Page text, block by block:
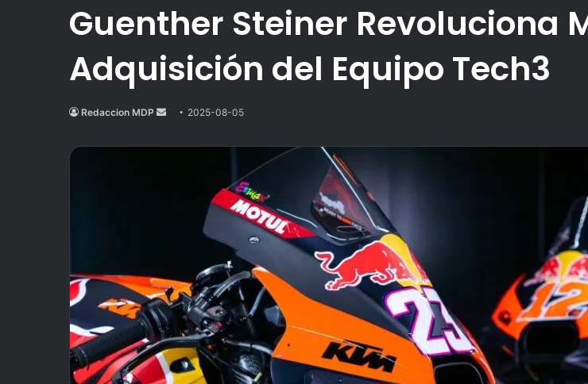
Guenther Steiner Revoluciona
Adquisición del Equipo Tech3
Redaccion MDP
Send
email
2025-08-05